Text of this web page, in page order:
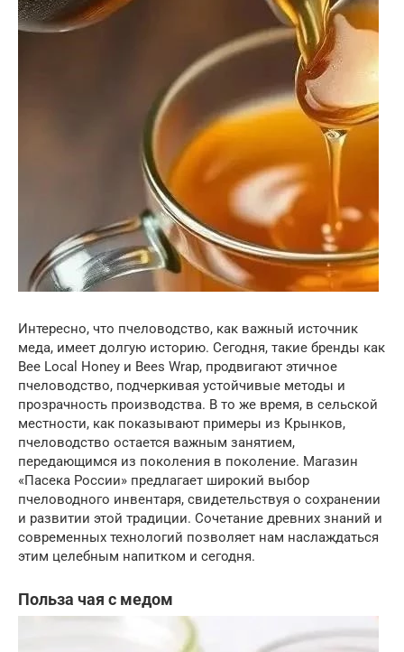
Интересно, что пчеловодство, как важный источник
меда, имеет долгую историю. Сегодня, такие бренды как
Bee Local Honey и Bees Wrap, продвигают этичное
пчеловодство, подчеркивая устойчивые методы и
прозрачность производства. В то же время, в сельской
местности, как показывают примеры из Крынков,
пчеловодство остается важным занятием,
передающимся из поколения в поколение. Магазин
«Пасека России» предлагает широкий выбор
пчеловодного инвентаря, свидетельствуя о сохранении
и развитии этой традиции. Сочетание древних знаний и
современных технологий позволяет нам наслаждаться
этим целебным напитком и сегодня.
Польза чая с медом